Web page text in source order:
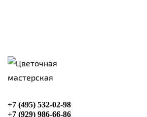
+7 (495) 532-02-98
+7 (929) 986-66-86